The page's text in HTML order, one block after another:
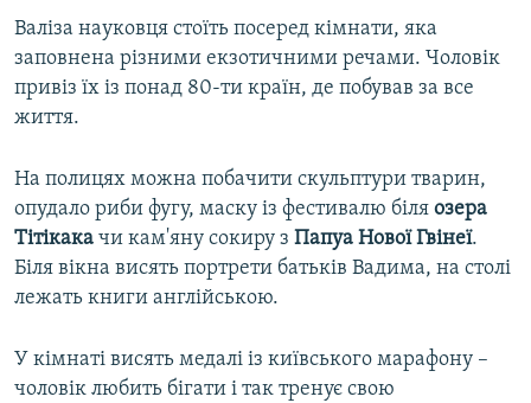
Валіза науковця стоїть посеред кімнати, яка
заповнена різними екзотичними речами. Чоловік
привіз їх із понад 80-ти країн, де побував за все
життя.
На полицях можна побачити скульптури тварин,
опудало риби фугу, маску із фестивалю біля озера
Тітікака чи кам'яну сокиру з Папуа Нової Гвінеї.
Біля вікна висять портрети батьків Вадима, на столі
лежать книги англійською.
У кімнаті висять медалі із київського марафону –
чоловік любить бігати і так тренує свою